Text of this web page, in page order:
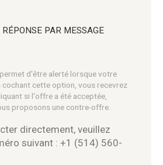
PAR MESSAGE
d'être alerté lorsque votre
cochant cette option, vous recevrez
si l'offre a été acceptée,
proposons une contre-offre.
directement, veuillez
suivant : +1 (514) 560-